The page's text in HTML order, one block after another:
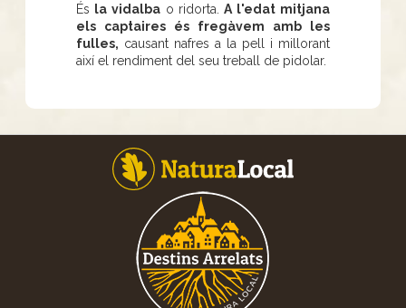
És la vidalbao ridorta. A l'edat mitjana
els captaires és fregàvem amb les
fulles, causant nafres a la pell i millorant
així el rendiment del seu treball de pidolar.